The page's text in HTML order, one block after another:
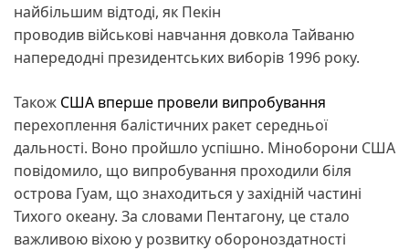
найбільшим відтоді, як Пекін
проводив військові навчання довкола Тайваню
напередодні президентських виборів 1996 року.
Також США вперше провели випробування
перехоплення балістичних ракет середньої
дальності. Воно пройшло успішно. Міноборони США
повідомило, що випробування проходили біля
острова Гуам, що знаходиться у західній частині
Тихого океану. За словами Пентагону, це стало
важливою віхою у розвитку обороноздатності